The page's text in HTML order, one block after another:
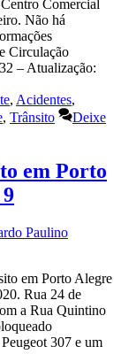
Comercial
Não há
Circulação
– Atualização:
, Acidentes,
, Trânsito
Deixe
em Porto
Paulino
em Porto Alegre
Rua 24 de
a Rua Quintino
307 e um